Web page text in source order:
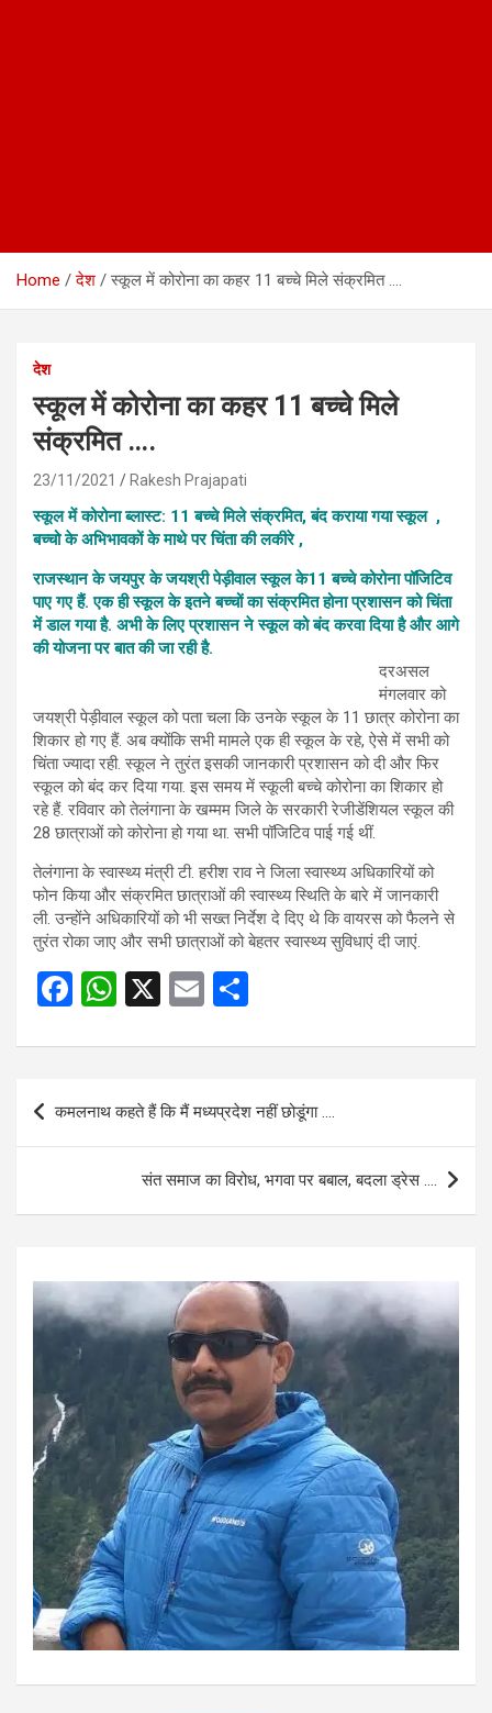
Home देश स्कूल में कोरोना का कहर 11 बच्चे मिले संक्रमित ….
देश
स्कूल में कोरोना का कहर 11 बच्चे मिले
संक्रमित ….
23/11/2021 Rakesh Prajapati
स्कूल में कोरोना ब्लास्ट: 11 बच्चे मिले संक्रमित, बंद कराया गया स्कूल ,
बच्चो के अभिभावकों के माथे पर चिंता की लकीरे ,
राजस्थान के जयपुर के जयश्री पेड़ीवाल स्कूल के11 बच्चे कोरोना पॉजिटिव
पाए गए हैं. एक ही स्कूल के इतने बच्चों का संक्रमित होना प्रशासन को चिंता
में डाल गया है. अभी के लिए प्रशासन ने स्कूल को बंद करवा दिया है और आगे
की योजना पर बात की जा रही है.
दरअसल
मंगलवार को
जयश्री पेड़ीवाल स्कूल को पता चला कि उनके स्कूल के 11 छात्र कोरोना का
शिकार हो गए हैं. अब क्योंकि सभी मामले एक ही स्कूल के रहे, ऐसे में सभी को
चिंता ज्यादा रही. स्कूल ने तुरंत इसकी जानकारी प्रशासन को दी और फिर
स्कूल को बंद कर दिया गया. इस समय में स्कूली बच्चे कोरोना का शिकार हो
रहे हैं. रविवार को तेलंगाना के खम्मम जिले के सरकारी रेजीडेंशियल स्कूल की
28 छात्राओं को कोरोना हो गया था. सभी पॉजिटिव पाई गई थीं.
तेलंगाना के स्वास्थ्य मंत्री टी. हरीश राव ने जिला स्वास्थ्य अधिकारियों को
फोन किया और संक्रमित छात्राओं की स्वास्थ्य स्थिति के बारे में जानकारी
ली. उन्होंने अधिकारियों को भी सख्त निर्देश दे दिए थे कि वायरस को फैलने से
तुरंत रोका जाए और सभी छात्राओं को बेहतर स्वास्थ्य सुविधाएं दी जाएं.
F
ce
o
W
at
A
X
E
ail ar
Post
navigation
कमलनाथ कहते हैं कि मैं मध्यप्रदेश नहीं छोडूंगा ….
संत समाज का विरोध, भगवा पर बबाल, बदला ड्रेस ….